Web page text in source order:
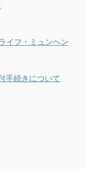
イフ・ミュンヘン
手続きについて